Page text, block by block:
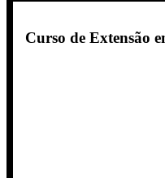
Curso de Extensão